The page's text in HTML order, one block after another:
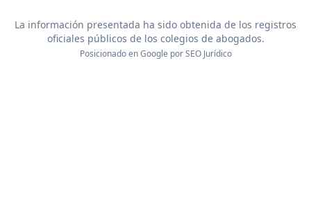
La información presentada ha sido obtenida de los registros
oficiales públicos de los colegios de abogados.
Posicionado en Google porSEO Jurídico